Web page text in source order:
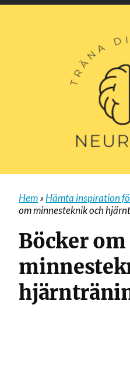
Hem»Hämta inspiration
om minnesteknik och
Böcker om